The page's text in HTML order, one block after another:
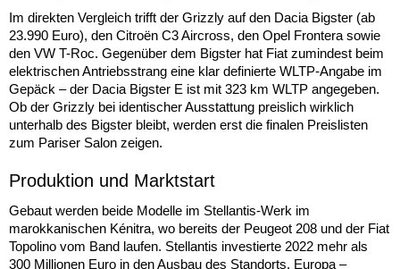
Im direkten Vergleich trifft der Grizzly auf den Dacia Bigster (ab
23.990 Euro), den Citroën C3 Aircross, den Opel Frontera sowie
den VW T-Roc. Gegenüber dem Bigster hat Fiat zumindest beim
elektrischen Antriebsstrang eine klar definierte WLTP-Angabe im
Gepäck – der Dacia Bigster E ist mit 323 km WLTP angegeben.
Ob der Grizzly bei identischer Ausstattung preislich wirklich
unterhalb des Bigster bleibt, werden erst die finalen Preislisten
zum Pariser Salon zeigen.
Produktion und Marktstart
Gebaut werden beide Modelle im Stellantis-Werk im
marokkanischen Kénitra, wo bereits der Peugeot 208 und der Fiat
Topolino vom Band laufen. Stellantis investierte 2022 mehr als
300 Millionen Euro in den Ausbau des Standorts. Europa –